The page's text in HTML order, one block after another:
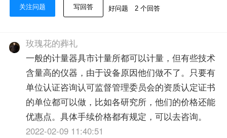
关注问题 写回答 好问题 2 个回答
玫瑰花的葬礼
一般的计量器具市计量所都可以计量，但有些技术
含量高的仪器，由于设备原因他们做不了。只要有
单位认证咨询认可监督管理委员会的资质认定证书
的单位都可以做，比如各研究所，他们的价格还能
优惠点。具体手续价格都有规定，可以去咨询。
2022-02-09 11:40:51